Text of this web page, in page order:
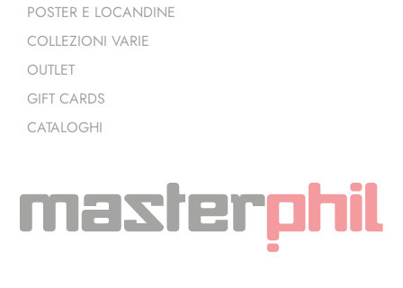
POSTER E LOCANDINE
COLLEZIONI VARIE
OUTLET
GIFT CARDS
CATALOGHI